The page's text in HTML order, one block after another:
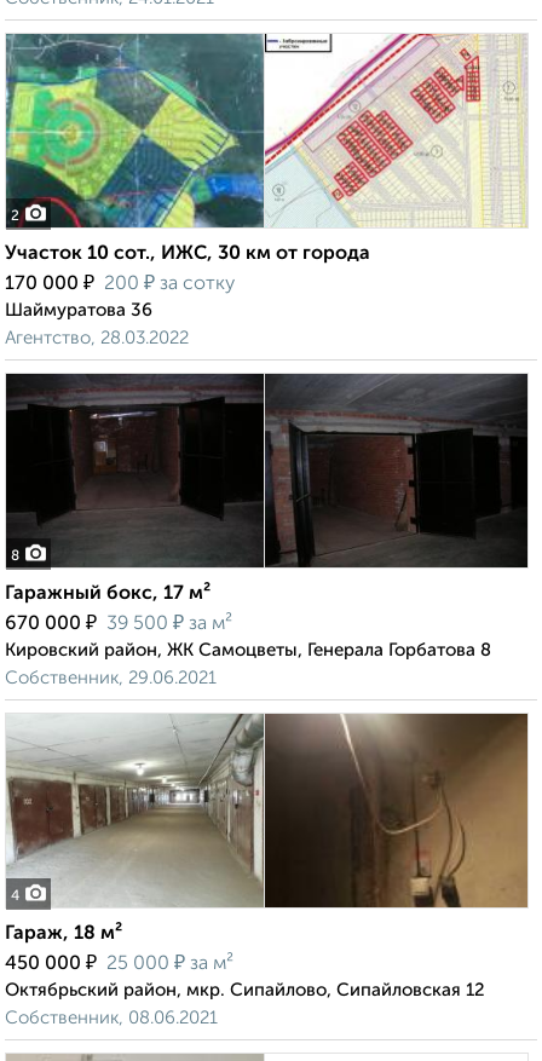
2
Участок 10 сот., ИЖС, 30 км от города
170 000 ₽ 200 ₽ за сотку
Шаймуратова 36
Агентство, 28.03.2022
8
Гаражный бокс, 17 м²
670 000 ₽ 39 500 ₽ за м²
Кировский район, ЖК Самоцветы, Генерала Горбатова 8
Собственник, 29.06.2021
4
Гараж, 18 м²
450 000 ₽ 25 000 ₽ за м²
Октябрьский район, мкр. Сипайлово, Сипайловская 12
Собственник, 08.06.2021